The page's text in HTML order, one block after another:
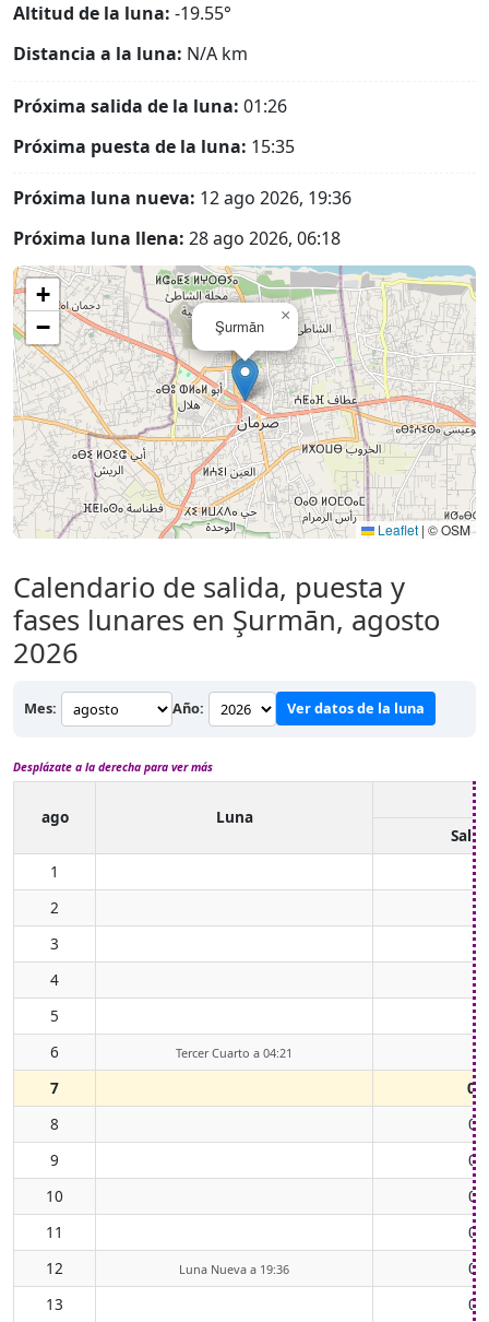
Altitud de la luna: -19.55°
Distancia a la luna: N/A km
Próxima salida de la luna: 01:26
Próxima puesta de la luna: 15:35
Próxima luna nueva: 12 ago 2026, 19:36
Próxima luna llena: 28 ago 2026, 06:18
Şurmān
×
+
−
Leaflet | © OSM
Calendario de salida, puesta y
fases lunares en Şurmān, agosto
2026
Mes: Año: Ver datos de la luna
Desplázate a la derecha para ver más
ago
Luna
1
2
3
4
5
6
Tercer Cuarto a 04:21
7
8
9
10
11
12
Luna Nueva a 19:36
13